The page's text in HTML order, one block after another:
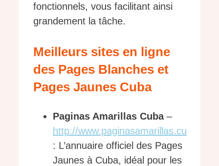
fonctionnels, vous facilitant ainsi
grandement la tâche.
Meilleurs sites en ligne
des Pages Blanches et
Pages Jaunes Cuba
Paginas Amarillas Cuba–
http://www.paginasamarillas.cu
: L’annuaire officiel des Pages
Jaunes à Cuba, idéal pour les